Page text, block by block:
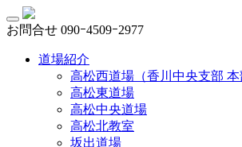
お問合せ 090ｰ4509ｰ2977
道場紹介
高松西道場（香川中央支部 本
高松東道場
高松中央道場
高松北教室
坂出道場